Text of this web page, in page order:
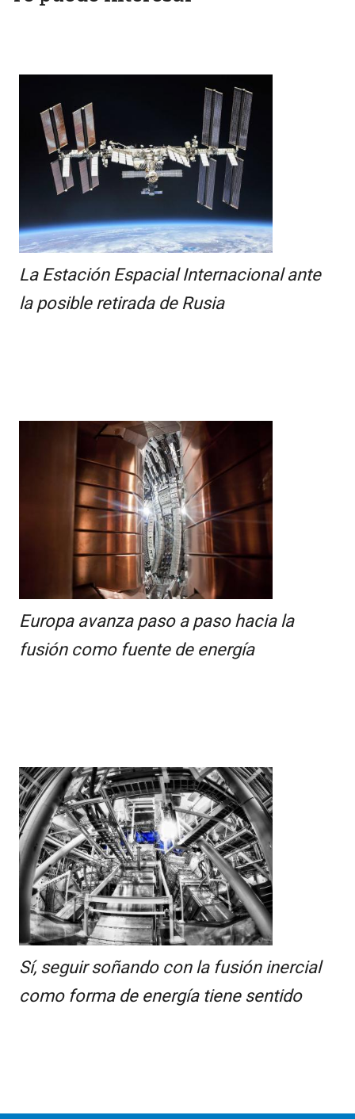
La Estación Espacial Internacional ante
la posible retirada de Rusia
Europa avanza paso a paso hacia la
fusión como fuente de energía
Sí, seguir soñando con la fusión inercial
como forma de energía tiene sentido